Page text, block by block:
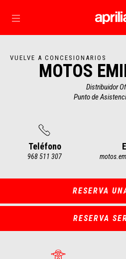
Ir al
VUELVE A CONCESIONARIOS
MOTOS
Distribuidor
Punto de
Teléfono
968 511 307
of
RESERVA
RESERVA